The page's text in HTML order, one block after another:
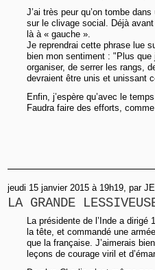
J’ai très peur qu’on tombe
sur le clivage social. Déjà
là à « gauche ».
Je reprendrai cette phrase lue
bien mon sentiment : "Plus
organiser, de serrer les rangs,
devraient être unis et unissant
Enfin, j’espère qu’avec le
Faudra faire des efforts, comme
jeudi 15 janvier 2015 à 19h19, par
LA GRANDE
La présidente de l’Inde a
la tête, et commandé une
que la française. J’aimerais
leçons de courage viril et